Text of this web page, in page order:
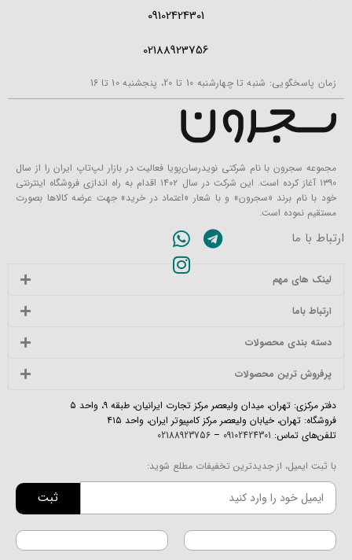
09102424301
02188923756
زمان پاسخگویی: شنبه تا چهارشنبه 10 تا 20، پنجشنبه 10 تا 16
مجموعه سجرون با نام شرکتی نویدرسان‌پویا فعالیت در بازار لپ‌تاپ ایران را از سال
۱۳۹۰ آغاز کرده است. این شرکت در سال ۱۴۰۲ اقدام به راه اندازی فروشگاه اینترنتی
خود با نام برند «سجرون» و با شعار «اعتماد در خرید» جهت عرضه کالاها بصورت
مستقیم نموده است.
ارتباط با ما
لینک های مهم
ارتباط باما
دسته بندی محصولات
پرفروش ترین محصولات
دفتر مرکزی: تهران، میدان ولیعصر مرکز تجارت ایرانیان، طبقه ۹، واحد ۵
فروشگاه: تهران، خیابان ولیعصر مرکز کامپیوتر ایران، واحد ۴۱۵
تلفن‌های تماس: 09102424301
–
02188923756
با ثبت ایمیل، از جدیدترین تخفیفات مطلع شوید:
ثبت